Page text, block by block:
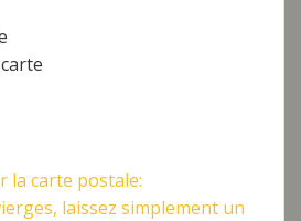
la carte postale:
laissez simplement un